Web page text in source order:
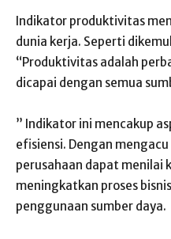
Indikator produktivitas
dunia kerja. Seperti
“Produktivitas adalah
dicapai dengan semua
” Indikator ini mencakup
efisiensi. Dengan
perusahaan dapat menilai
meningkatkan proses
penggunaan sumber daya.